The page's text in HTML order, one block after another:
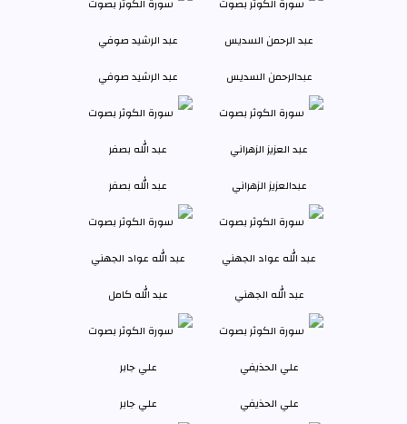
عبدالرحمن السديس عبد الرشيد صوفي
عبدالعزيز الزهراني عبد الله بصفر
عبد الله الجهني عبد الله كامل
علي الحذيفي علي جابر